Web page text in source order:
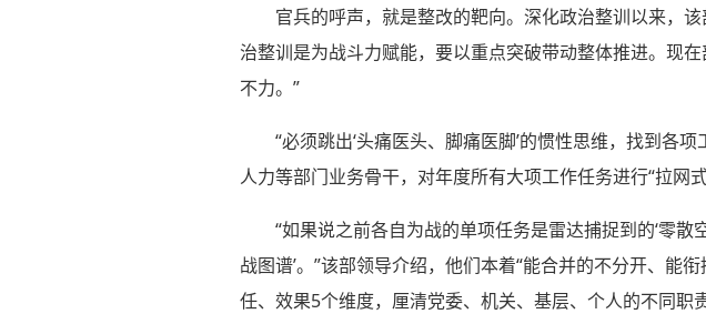
官兵的呼声，就是整改的靶向。深化政治整训以来，
治整训是为战斗力赋能，要以重点突破带动整体推进。现
不力。”
“必须跳出‘头痛医头、脚痛医脚’的惯性思维，找到各
人力等部门业务骨干，对年度所有大项工作任务进行“拉网式
“如果说之前各自为战的单项任务是雷达捕捉到的‘零散
战图谱’。”该部领导介绍，他们本着“能合并的不分开、能
任、效果5个维度，厘清党委、机关、基层、个人的不同职